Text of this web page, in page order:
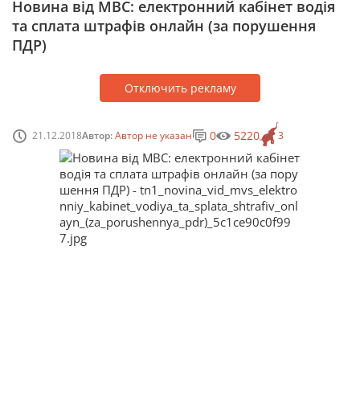
Новина від МВС: електронний кабінет водія
та сплата штрафів онлайн (за порушення
ПДР)
Отключить рекламу
21.12.2018Автор:Автор не указан 3
0 5220